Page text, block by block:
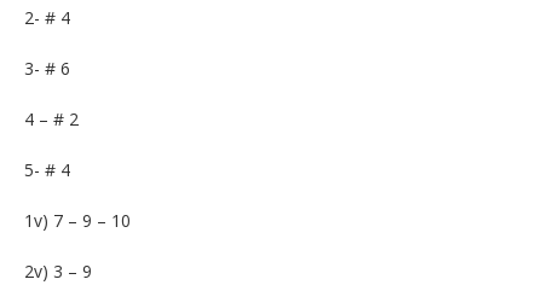
2- # 4
3- # 6
4 – # 2
5- # 4
1v) 7 – 9 – 10
2v) 3 – 9